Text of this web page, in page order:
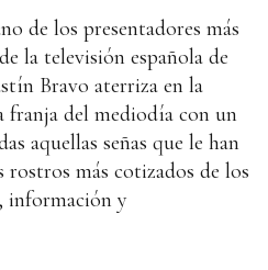
de los presentadores más
la televisión española de
Bravo aterriza en la
franja del mediodía con un
aquellas señas que le han
más cotizados de los
información y